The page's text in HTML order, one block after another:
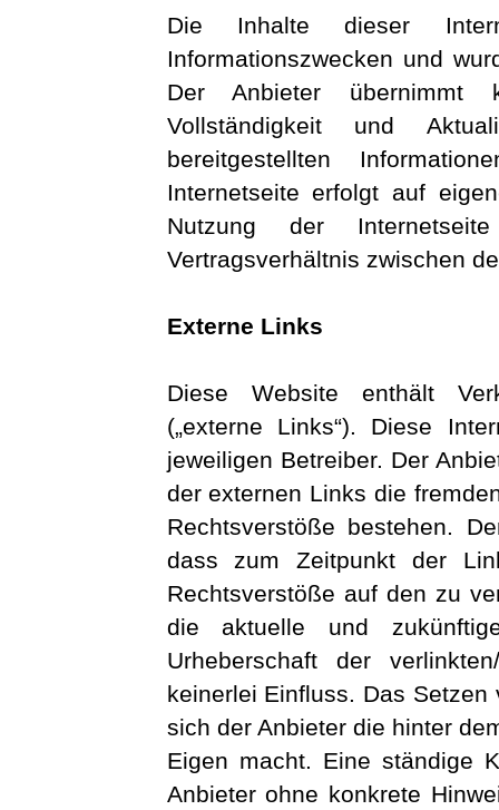
Die Inhalte dieser
Informationszwecken und
Der Anbieter übernimmt
Vollständigkeit und
bereitgestellten
Internetseite erfolgt auf
Nutzung der
Vertragsverhältnis zwischen
Externe Links
Diese Website enthält
(„externe Links“). Diese
jeweiligen Betreiber. Der
der externen Links die
Rechtsverstöße bestehen.
dass zum Zeitpunkt der
Rechtsverstöße auf den zu
die aktuelle und
Urheberschaft der
keinerlei Einfluss. Das
sich der Anbieter die hinter
Eigen macht. Eine ständige
Anbieter ohne konkrete